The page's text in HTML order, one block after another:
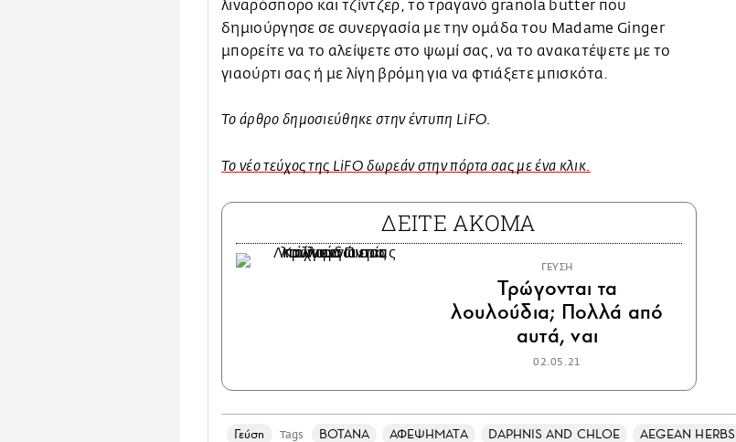
λιναρόσπορο και τζίντζερ, το τραγανό granola butter που
δημιούργησε σε συνεργασία με την ομάδα του Madame Ginger
μπορείτε να το αλείψετε στο ψωμί σας, να το ανακατέψετε με το
γιαούρτι σας ή με λίγη βρόμη για να φτιάξετε μπισκότα.
Το άρθρο δημοσιεύθηκε στην έντυπη LiFO.
To νέο τεύχος της LiFO δωρεάν στην πόρτα σας με ένα κλικ.
ΔΕΙΤΕ ΑΚΟΜΑ
ΓΕΥΣΗ
Τρώγονται τα
λουλούδια; Πολλά από
αυτά, ναι
02.05.21
Γεύση Tags ΒΟΤΑΝΑ ΑΦΕΨΗΜΑΤΑ DAPHNIS AND CHLOE AEGEAN HERBS